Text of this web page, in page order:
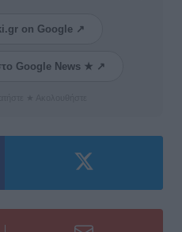
on Google ↗
Google News ★ ↗